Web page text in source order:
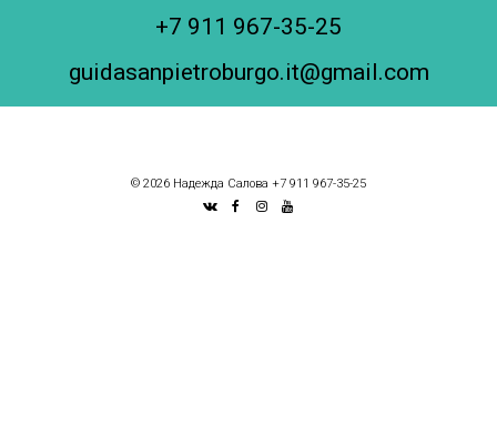
+7 911 967-35-25
guidasanpietroburgo.it@gmail.com
© 2026 Надежда Салова +7 911 967-35-25